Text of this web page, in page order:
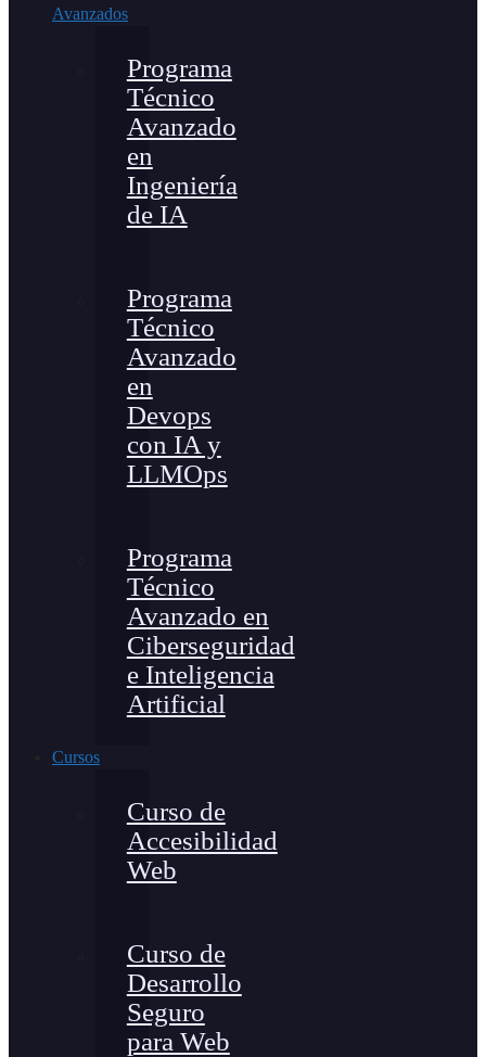
Avanzados
Programa
Técnico
Avanzado
en
Ingeniería
de IA
Programa
Técnico
Avanzado
en
Devops
con IA y
LLMOps
Programa
Técnico
Avanzado en
Ciberseguridad
e Inteligencia
Artificial
Cursos
Curso de
Accesibilidad
Web
Curso de
Desarrollo
Seguro
para Web